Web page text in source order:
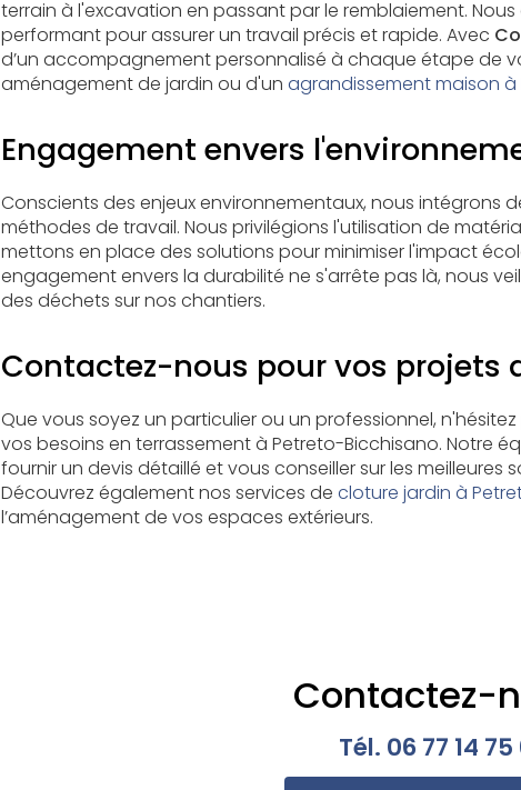
terrain à l'excavation en passant par le remblaiement.
performant pour assurer un travail précis et rapide. Avec
d’un accompagnement personnalisé à chaque étape de
aménagement de jardin ou d'un agrandissement maison
Engagement envers
Conscients des enjeux environnementaux, nous intégrons
méthodes de travail. Nous privilégions l'utilisation de
mettons en place des solutions pour minimiser l'impact
engagement envers la durabilité ne s'arrête pas là, nous
des déchets sur nos chantiers.
Contactez-nous pour vos projets
Que vous soyez un particulier ou un professionnel,
vos besoins en terrassement à Petreto-Bicchisano. Notre
fournir un devis détaillé et vous conseiller sur les
Découvrez également nos services de cloture jardin à
l’aménagement de vos espaces extérieurs.
Contactez-
Tél. 06 77 14 75